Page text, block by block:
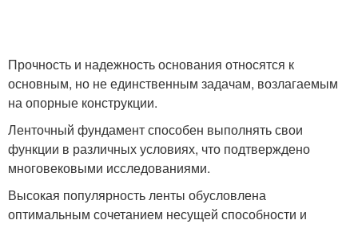
Прочность и надежность основания относятся к
основным, но не единственным задачам, возлагаемым
на опорные конструкции.
Ленточный фундамент способен выполнять свои
функции в различных условиях, что подтверждено
многовековыми исследованиями.
Высокая популярность ленты обусловлена
оптимальным сочетанием несущей способности и